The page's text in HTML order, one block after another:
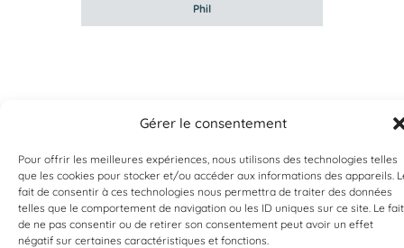
Gérer le consentement
Pour offrir les meilleures expériences, nous utilisons des technologies telles
que les cookies pour stocker et/ou accéder aux informations des appareils.
fait de consentir à ces technologies nous permettra de traiter des données
telles que le comportement de navigation ou les ID uniques sur ce site. Le fait
de ne pas consentir ou de retirer son consentement peut avoir un effet
négatif sur certaines caractéristiques et fonctions.
Phil